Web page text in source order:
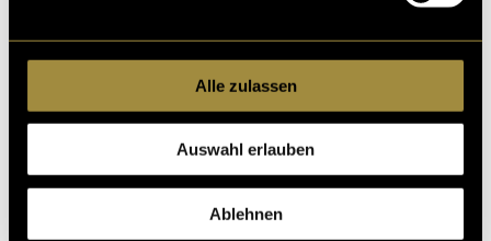
Alle zulassen
Auswahl erlauben
Ablehnen